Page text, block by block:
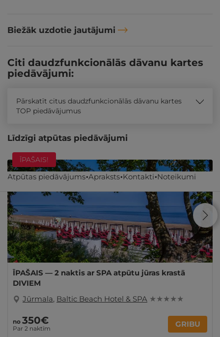
Biežāk uzdotie jautājumi
Atpūtas piedāvājums Apraksts Kontakti Noteikumi
Citi daudzfunkcionālās dāvanu kartes
piedāvājumi:
Pārskatīt citus daudzfunkcionālās dāvanu kartes
TOP piedāvājumus
Līdzīgi atpūtas piedāvājumi
ĪPAŠAIS!
ĪPAŠAIS — 2 naktis ar SPA atpūtu jūras krastā
DIVIEM
Jūrmala, Baltic Beach Hotel & SPA ★ ★ ★ ★ ★
no 350€
Par 2 naktīm GRIBU